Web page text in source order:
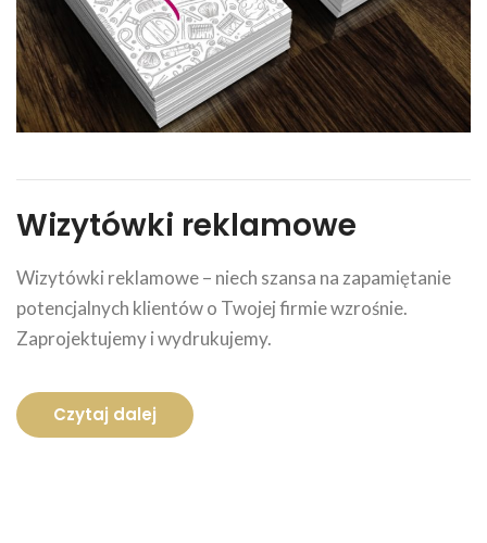
Wizytówki reklamowe
Wizytówki reklamowe – niech szansa na zapamiętanie
potencjalnych klientów o Twojej firmie wzrośnie.
Zaprojektujemy i wydrukujemy.
Czytaj dalej